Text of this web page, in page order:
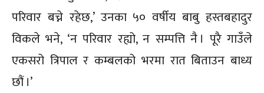
परिवार बच्ने रहेछ,’ उनका ५० वर्षीय बाबु हस्तबहादुर
विकले भने, ‘न परिवार रह्यो, न सम्पत्ति नै । पूरै गाउँले
एकसरो त्रिपाल र कम्बलको भरमा रात बिताउन बाध्य
छौं ।’